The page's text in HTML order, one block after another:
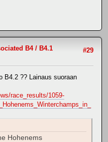
#29
B4 / B4.1
B4.2 ?? Lainaus suoraan
race_results/1059-
Hohenems